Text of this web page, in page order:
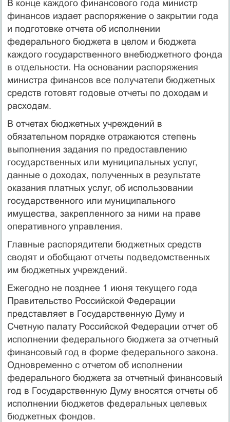
В конце каждого финансового года министр
финансов издает распоряжение о закрытии года
и подготовке отчета об исполнении
федерального бюджета в целом и бюджета
каждого государственного внебюджетного фонда
в отдельности. На основании распоряжения
министра финансов все получатели бюджетных
средств готовят годовые отчеты по доходам и
расходам.
В отчетах бюджетных учреждений в
обязательном порядке отражаются степень
выполнения задания по предоставлению
государственных или муниципальных услуг,
данные о доходах, полученных в результате
оказания платных услуг, об использовании
государственного или муниципального
имущества, закрепленного за ними на праве
оперативного управления.
Главные распорядители бюджетных средств
сводят и обобщают отчеты подведомственных
им бюджетных учреждений.
Ежегодно не позднее 1 июня текущего года
Правительство Российской Федерации
представляет в Государственную Думу и
Счетную палату Российской Федерации отчет об
исполнении федерального бюджета за отчетный
финансовый год в форме федерального закона.
Одновременно с отчетом об исполнении
федерального бюджета за отчетный финансовый
год в Государственную Думу вносятся отчеты об
исполнении бюджетов федеральных целевых
бюджетных фондов.